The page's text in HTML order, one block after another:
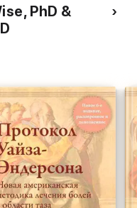
primera mano de las
Wise-Anderson,
PhD &